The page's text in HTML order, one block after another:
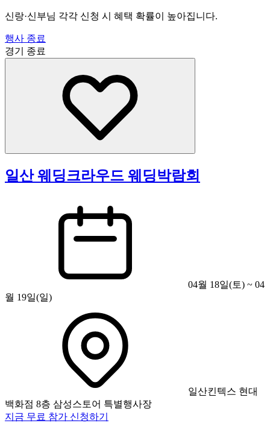
신랑·신부님 각각 신청 시 혜택 확률이 높아집니다.
행사 종료
경기
종료
일산 웨딩크라우드 웨딩박람회
04월 18일(토) ~ 04
월 19일(일)
일산킨텍스 현대
백화점 8층 삼성스토어 특별행사장
지금 무료 참가 신청하기